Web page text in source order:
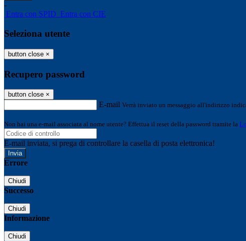
-
Entra con SPID Entra con CIE
Seleziona utente
button close ×
Recupero password
button close ×
E-mail Verrà inviato un messaggio all'indirizzo
Non hai una e-mail associata al nome utente? Effettua il reset della password tramite la
E-mail inviata, si prega di controllare la casella di posta elettronica!
Errore
Chiudi
Successo
Chiudi
Informazione
Chiudi